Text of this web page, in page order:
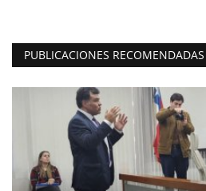
PUBLICACIONES RECOMENDADAS